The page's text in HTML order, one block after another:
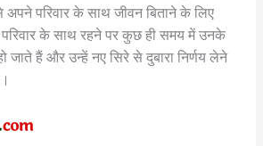
परिवार के साथ जीवन बिताने के लिए
के साथ रहने पर कुछ ही समय में उनके
हैं और उन्हें नए सिरे से दुबारा निर्णय लेने